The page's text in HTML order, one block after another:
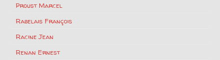
Proust Marcel
Rabelais François
Racine Jean
Renan Ernest